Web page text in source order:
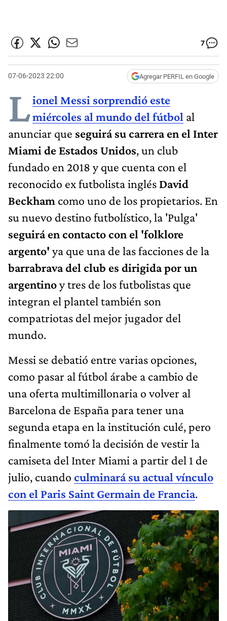
7
07-06-2023 22:00 Agregar PERFIL en Google
Lionel Messi sorprendió este
miércoles al mundo del fútbol al
anunciar que seguirá su carrera en el Inter
Miami de Estados Unidos, un club
fundado en 2018 y que cuenta con el
reconocido ex futbolista inglés David
Beckham como uno de los propietarios. En
su nuevo destino futbolístico, la 'Pulga'
seguirá en contacto con el 'folklore
argento' ya que una de las facciones de la
barrabrava del club es dirigida por un
argentinoy tres de los futbolistas que
integran el plantel también son
compatriotas del mejor jugador del
mundo.
Messi se debatió entre varias opciones,
como pasar al fútbol árabe a cambio de
una oferta multimillonaria o volver al
Barcelona de España para tener una
segunda etapa en la institución culé, pero
finalmente tomó la decisión de vestir la
camiseta del Inter Miami a partir del 1 de
julio, cuando culminará su actual vínculo
con el Paris Saint Germain de Francia.